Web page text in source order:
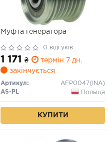
Муфта генератора
0 відгуків
1 171 ₴
термін 7 дн.
закінчується
Артикул:
AFP0047(INA)
AS-PL
Польща
КУПИТИ